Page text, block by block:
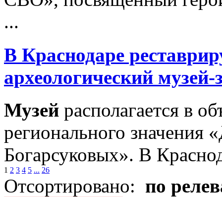
...
В Краснодаре
археологический музей-
Музей располагается в
регионального
Богарсуковых». В
1 2 3 4 5 ... 26
Отсортировано: по